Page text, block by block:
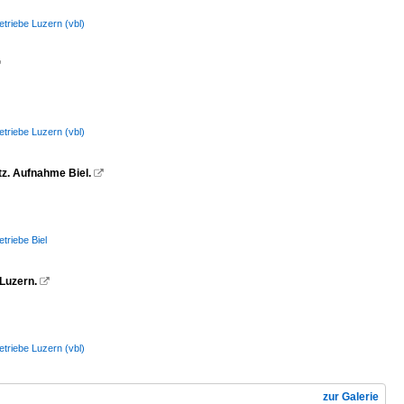
Luzern (vbl)
Luzern (vbl)
Aufnahme Biel. 
Biel

Luzern (vbl)
zur Galerie